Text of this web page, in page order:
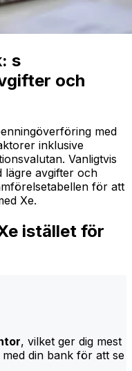
s
och
med
inklusive
Vanligtvis
lägre avgifter och
för att
Xe.
istället för
, vilket ger dig mest
din bank för att se